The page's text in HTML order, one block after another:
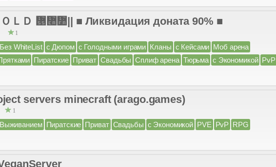
ＯＬＤ ᝕៪៺|| ■ Ликвидация доната 90% ■
1
Без WhiteList с Дюпом с Голодными играми Кланы с Кейсами Моб арена
Пиратские Приват Свадьбы Сплиф арена Тюрьма с Экономикой PvP
servers minecraft (arago.games)
1
Пиратские Приват Свадьбы с Экономикой PVE PvP RPG